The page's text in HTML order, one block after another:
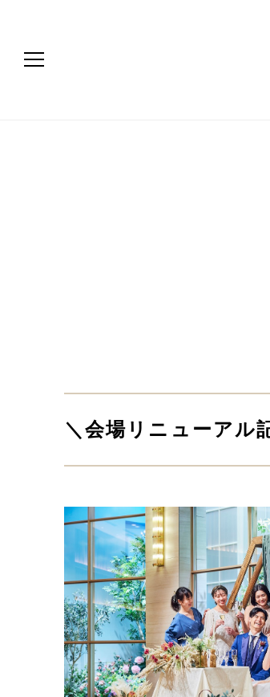
＼会場リニューアル